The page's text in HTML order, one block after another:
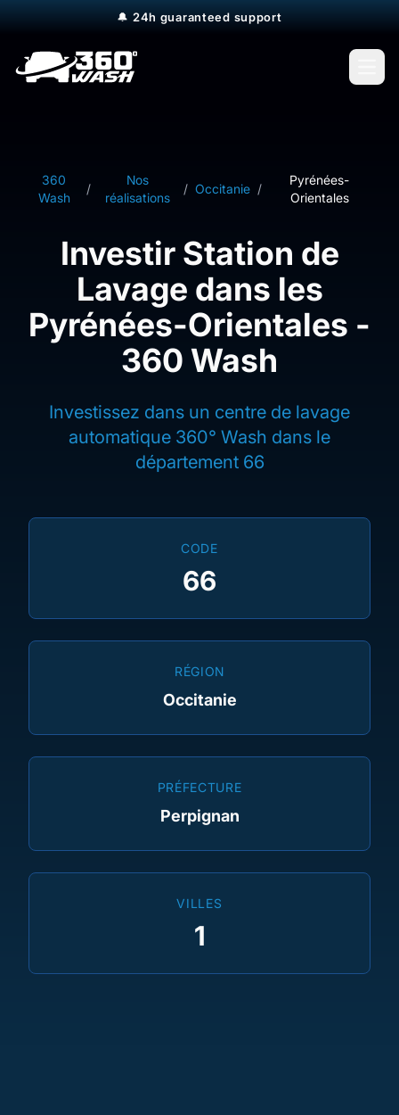
🔔 24h guaranteed support
360
Wash
/
Nos
réalisations
/ Occitanie /
Pyrénées-
Orientales
Investir Station de
Lavage dans les
Pyrénées-Orientales -
360 Wash
Investissez dans un centre de lavage
automatique 360° Wash dans le
département 66
CODE
66
RÉGION
Occitanie
PRÉFECTURE
Perpignan
VILLES
1